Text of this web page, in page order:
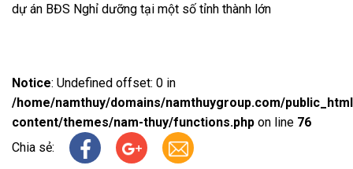
dự án BĐS Nghỉ dưỡng tại một số tỉnh thành lớn
Notice: Undefined offset: 0 in
/home/namthuy/domains/namthuygroup.com/
content/themes/nam-thuy/functions.php on line 76
Chia sẻ: